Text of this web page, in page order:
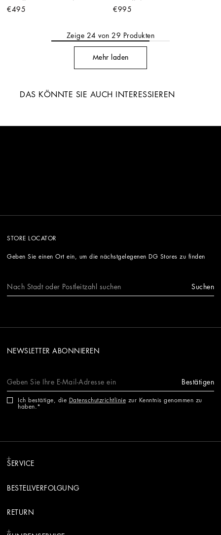
€495
€995
Zeige 24 von 29 Produkten
Mehr laden
DAS KÖNNTE SIE AUCH INTERESSIEREN
STORE LOCATOR
Geben Sie einen Ort ein, um die nächstgelegenen DG Stores zu finden
Suchen
NEWSLETTER ABONNIEREN
Bestätigen
Ich bestätige, die Datenschutzrichtlinie zur Kenntnis genommen zu
haben.
SERVICE
BESTELLVERFOLGUNG
RETURN